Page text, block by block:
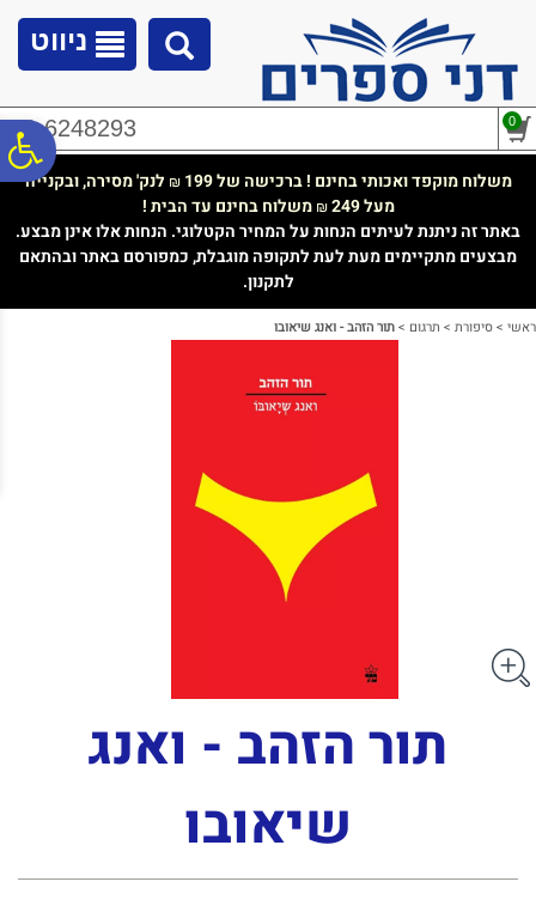
נגישות
ניווט
02-6248293 0
משלוח מוקפד ואכותי בחינם ! ברכישה של 199 ₪ לנק' מסירה, ובקנייה
מעל 249
₪משלוח בחינם עד הבית !
באתר זה ניתנת לעיתים הנחות על המחיר הקטלוגי. הנחות אלו אינן מבצע.
מבצעים מתקיימים מעת לעת לתקופה מוגבלת, כמפורסם באתר ובהתאם
לתקנון.
ראשי >סיפורת > תרגום >תור הזהב - ואנג שיאובו
תור הזהב - ואנג
שיאובו